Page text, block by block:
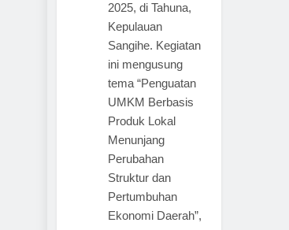
2025, di Tahuna,
Kepulauan
Sangihe. Kegiatan
ini mengusung
tema “Penguatan
UMKM Berbasis
Produk Lokal
Menunjang
Perubahan
Struktur dan
Pertumbuhan
Ekonomi Daerah”,